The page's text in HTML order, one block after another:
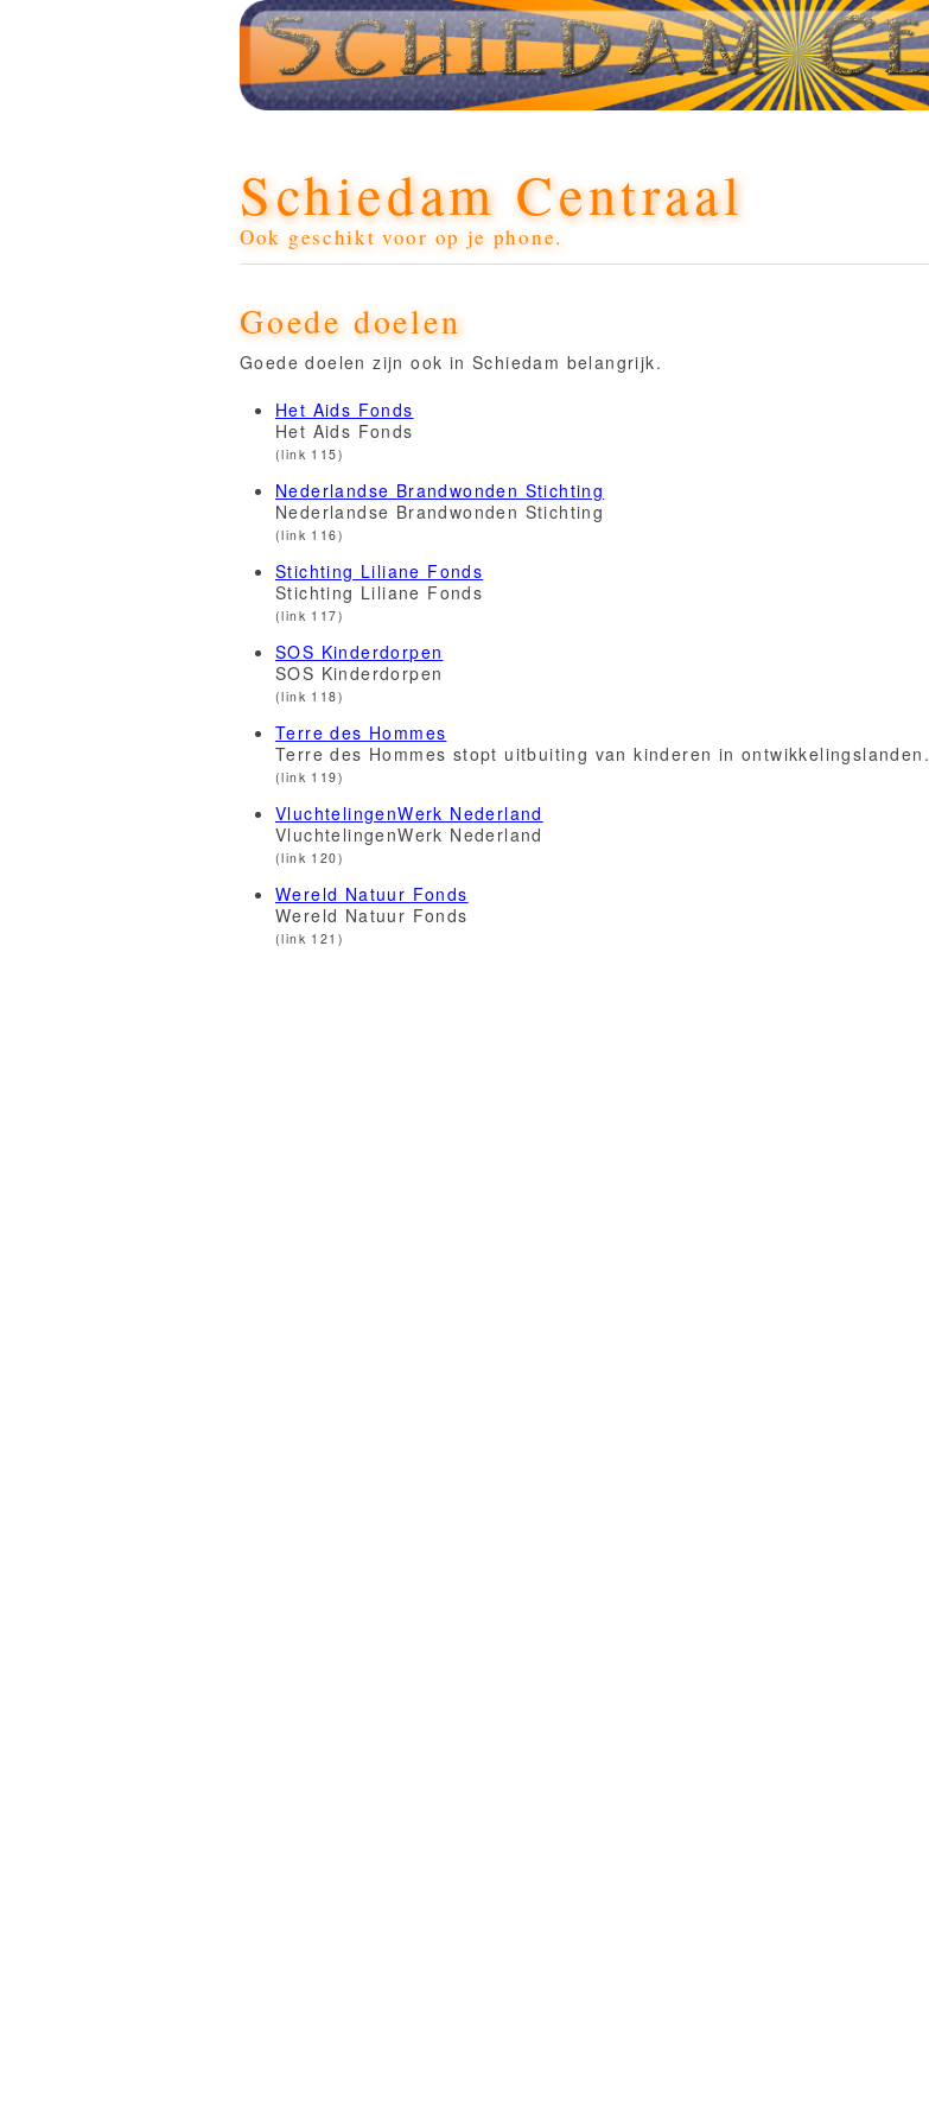
Schiedam Centraal
Ook geschikt voor op je phone.
Goede doelen
Goede doelen zijn ook in Schiedam belangrijk.
Het Aids Fonds
Het Aids Fonds
(link 115)
Nederlandse Brandwonden Stichting
Nederlandse Brandwonden Stichting
(link 116)
Stichting Liliane Fonds
Stichting Liliane Fonds
(link 117)
SOS Kinderdorpen
SOS Kinderdorpen
(link 118)
Terre des Hommes
Terre des Hommes stopt uitbuiting van kinderen in ontwikkelingslanden.
(link 119)
VluchtelingenWerk Nederland
VluchtelingenWerk Nederland
(link 120)
Wereld Natuur Fonds
Wereld Natuur Fonds
(link 121)